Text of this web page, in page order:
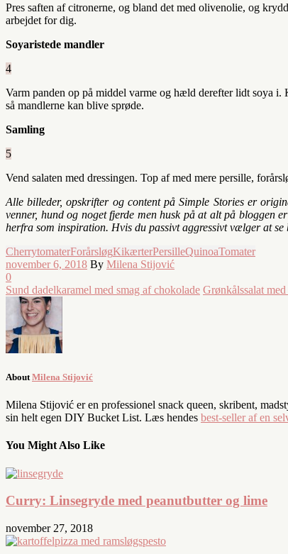
Pres saften af citronerne, og bland det med olivenolie, og
arbejdet for dig.
Soyaristede mandler
4
Varm panden op på middel varme og hæld derefter lidt soya i.
så mandlerne kan blive sprøde.
Samling
5
Vend salaten med dressingen. Top af med mere persille,
Alle billeder, opskrifter og content på Simple Stories er
venner, hund og noget fjerde men husk på at alt på bloggen
herfra som inspiration. Hvis du passivt aggressivt vælger at
CherrytomaterForårsløgKikærterPersilleQuinoaTomater
november 6, 2018 By Milena Stijović
0
Sund dadelkaramel med smag af chokolade Grønkålssalat
About Milena Stijović
Milena Stijović er en professionel snack queen, skribent,
sin helt egen DIY Bucket List. Læs hendes best-seller af en
You Might Also Like
Curry: Linsegryde med peanutbutter og lime
november 27, 2018